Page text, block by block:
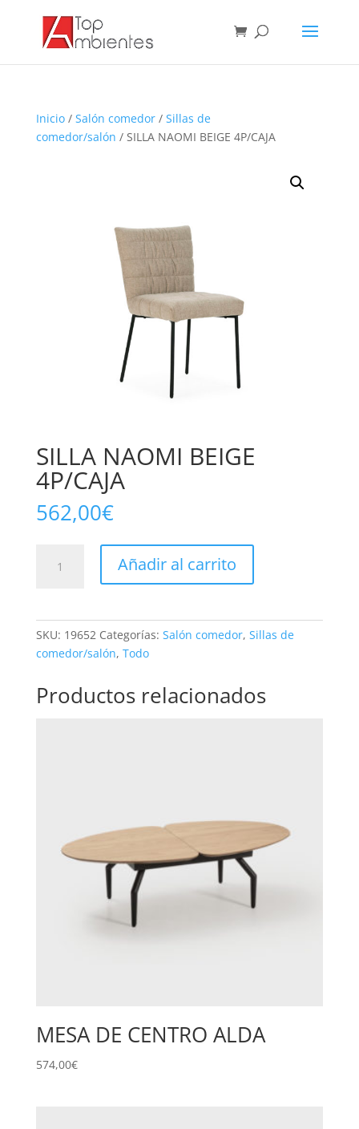
Inicio/ Salón comedor/ Sillas de
comedor/salón / SILLA NAOMI BEIGE 4P/CAJA
SILLA NAOMI BEIGE
4P/CAJA
562,00€
NAOMI
Añadir al carrito
SKU: 19652 Categorías: Salón comedor, Sillas de
comedor/salón, Todo
Productos relacionados
MESA DE CENTRO ALDA
574,00€